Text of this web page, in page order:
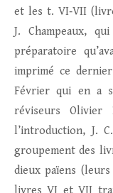
et les t. VI‑VII
J. Champeaux,
préparatoire
imprimé ce
Février qui en a
réviseurs Olivier
l’introduction, J.
groupement des
dieux païens